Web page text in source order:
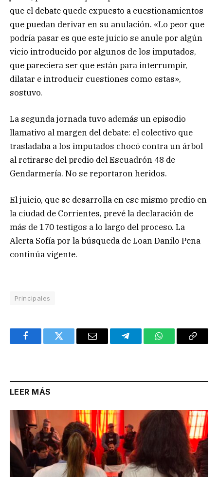
que el debate quede expuesto a cuestionamientos
que puedan derivar en su anulación. «Lo peor que
podría pasar es que este juicio se anule por algún
vicio introducido por algunos de los imputados,
que pareciera ser que están para interrumpir,
dilatar e introducir cuestiones como estas»,
sostuvo.
La segunda jornada tuvo además un episodio
llamativo al margen del debate: el colectivo que
trasladaba a los imputados chocó contra un árbol
al retirarse del predio del Escuadrón 48 de
Gendarmería. No se reportaron heridos.
El juicio, que se desarrolla en ese mismo predio en
la ciudad de Corrientes, prevé la declaración de
más de 170 testigos a lo largo del proceso. La
Alerta Sofía por la búsqueda de Loan Danilo Peña
continúa vigente.
Principales
FacebookTwitter Email TelegramWhatsAppCopy
LEER MÁS